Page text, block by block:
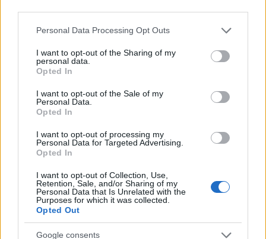
Please note that this website/app uses one or more Google
not limited to your visit or usage behaviour. You may click to
grant or deny consent to Google and its third-party tags to
use your data for below specified purposes in below Google
consent section.
Personal Data Processing Opt Outs
I want to opt-out of the Sharing of my
personal data.
Opted In
I want to opt-out of the Sale of my
Personal Data.
Opted In
I want to opt-out of processing my
Personal Data for Targeted Advertising.
Opted In
I want to opt-out of Collection, Use,
Retention, Sale, and/or Sharing of my
Personal Data that Is Unrelated with the
Purposes for which it was collected.
Opted Out
Google consents
Év végi Drop Shop vizitek
furmintfan•2021. december 26.
Régebben jól bevált programom volt a budapesti
borbárok kínálatának időnkénti megszondáztatása,
de az utóbbi két évben - mint annyi minden - ez ...